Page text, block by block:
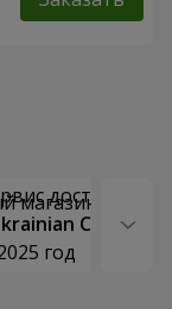
доставки
Choice»
год